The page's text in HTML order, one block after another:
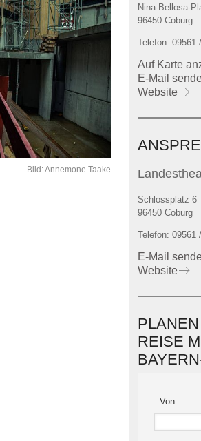
Nina-Bellosa-
96450 Coburg
Telefon: 09561
Auf Karte
E-Mail
Website
Schlossplatz 6
96450 Coburg
Telefon: 09561
E-Mail
Website
REISE
Von:
Bild: Annemone Taake